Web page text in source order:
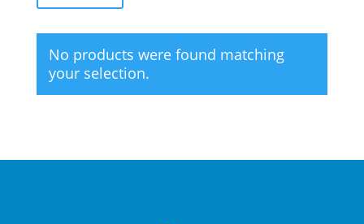
No products were found matching
your selection.